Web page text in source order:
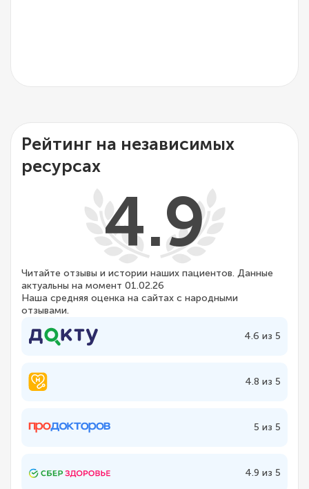
Рейтинг на независимых
ресурсах
4.9
Читайте отзывы и истории наших пациентов. Данные
актуальны на момент 01.02.26
Наша средняя оценка на сайтах с народными
отзывами.
4.6 из 5
4.8 из 5
5 из 5
4.9 из 5